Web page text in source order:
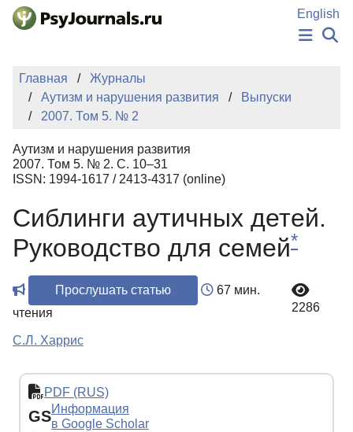
Перейти к основному содержанию
English
НОВОСТИ
АВТОРЫ
КЛЮЧЕВЫЕ СЛОВА
Регистрация
Главная
Журналы
Аутизм и нарушения развития
Выпуски
2007. Том 5. № 2
Аутизм и нарушения развития
2007. Том 5. № 2. С. 10–31
ISSN: 1994-1617 / 2413-4317 (online)
Сиблинги аутичных детей.
Руководство для семей*
Прослушать статью
67 мин.
чтения
2286
С.Л. Харрис
PDF (RUS)
GSИнформация
в Google Scholar